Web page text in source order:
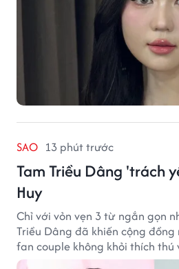
SAO 13 phút trước
Tam Triều Dâng 'trách
Huy
Chỉ với vỏn vẹn 3 từ ngắn gọn
Triều Dâng đã khiến cộng
fan couple không khỏi thích